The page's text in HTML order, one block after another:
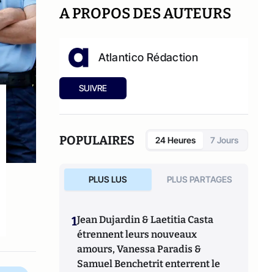
A PROPOS DES AUTEURS
Atlantico Rédaction
SUIVRE
POPULAIRES 24 Heures 7 Jours
PLUS LUS PLUS PARTAGES
1Jean Dujardin & Laetitia Casta
étrennent leurs nouveaux
amours, Vanessa Paradis &
Samuel Benchetrit enterrent le